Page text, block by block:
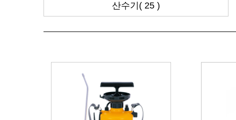
산수기( 25 )